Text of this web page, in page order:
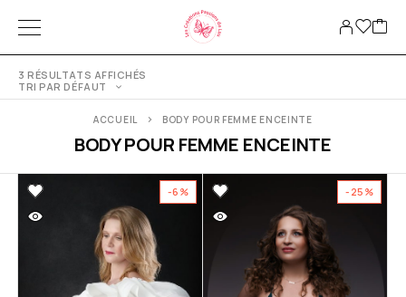
3 RÉSULTATS AFFICHÉS
TRI PAR DÉFAUT
BODY POUR FEMME ENCEINTE
ACCUEIL BODY POUR FEMME ENCEINTE
-6% -25%